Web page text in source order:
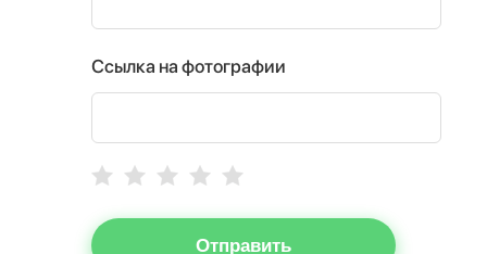
Ссылка на фотографии
Отправить